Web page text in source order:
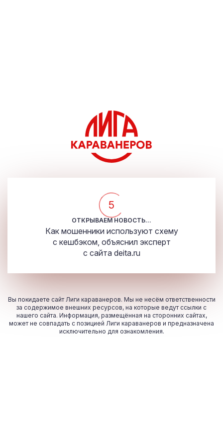
5
ОТКРЫВАЕМ НОВОСТЬ...
Как мошенники используют схему
с кешбэком, объяснил эксперт
с сайта deita.ru
Вы покидаете сайт Лиги караванеров. Мы не несём ответственности
за содержимое внешних ресурсов, на которые ведут ссылки с
нашего сайта. Информация, размещённая на сторонних сайтах,
может не совпадать с позицией Лиги караванеров и предназначена
исключительно для ознакомления.